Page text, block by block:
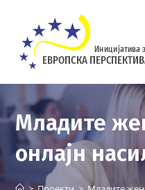
content
Младите
онлајн